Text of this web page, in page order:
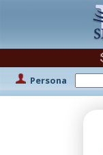
Persona